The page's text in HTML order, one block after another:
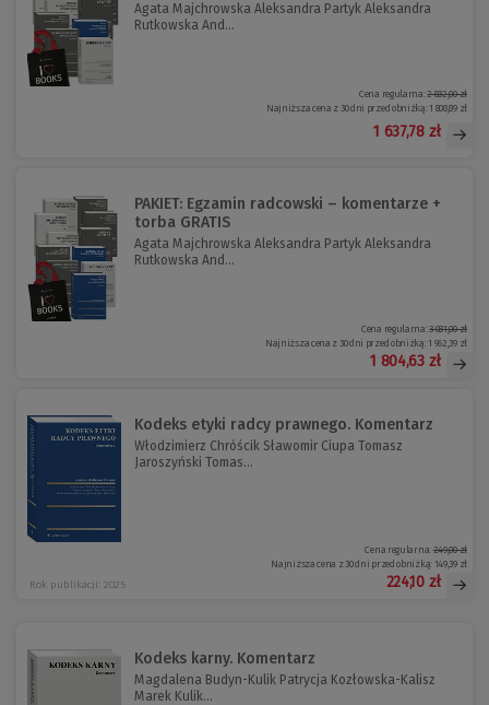
Agata Majchrowska Aleksandra Partyk Aleksandra
Rutkowska And...
Cena regularna:2 832,00 zł
Najniższa cena z 30 dni przed obniżką:1 808,89 zł
1 637,78 zł
PAKIET: Egzamin radcowski – komentarze +
torba GRATIS
Agata Majchrowska Aleksandra Partyk Aleksandra
Rutkowska And...
Cena regularna:3 081,00 zł
Najniższa cena z 30 dni przed obniżką:1 962,39 zł
1 804,63 zł
Kodeks etyki radcy prawnego. Komentarz
Włodzimierz Chróścik Sławomir Ciupa Tomasz
Jaroszyński Tomas...
Rok publikacji: 2025
Cena regularna:249,00 zł
Najniższa cena z 30 dni przed obniżką: 149,39 zł
224,10 zł
Kodeks karny. Komentarz
Magdalena Budyn-Kulik Patrycja Kozłowska-Kalisz
Marek Kulik...